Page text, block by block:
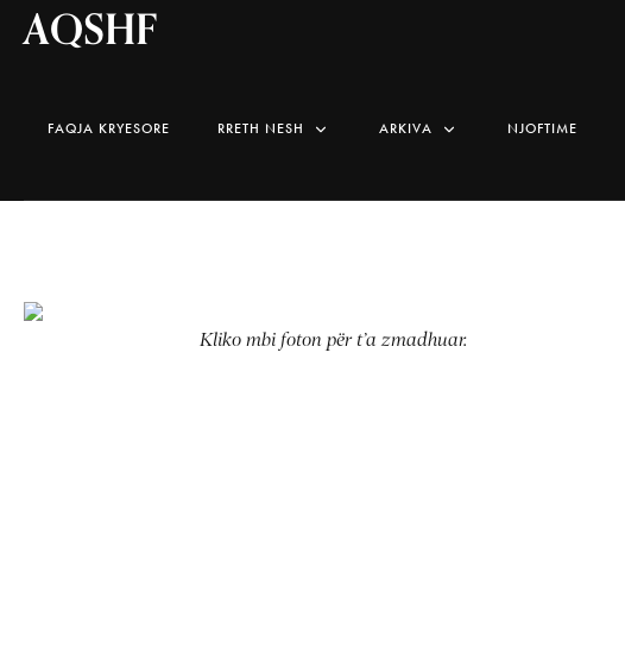
AQSHF
FAQJA KRYESORE RRETH NESH ARKIVA NJOFTIME
Kliko mbi foton për t’a zmadhuar.